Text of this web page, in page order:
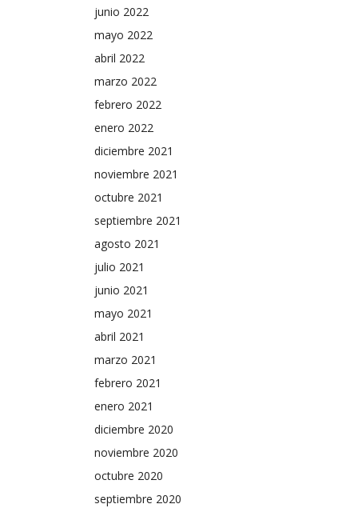
junio 2022
mayo 2022
abril 2022
marzo 2022
febrero 2022
enero 2022
diciembre 2021
noviembre 2021
octubre 2021
septiembre 2021
agosto 2021
julio 2021
junio 2021
mayo 2021
abril 2021
marzo 2021
febrero 2021
enero 2021
diciembre 2020
noviembre 2020
octubre 2020
septiembre 2020